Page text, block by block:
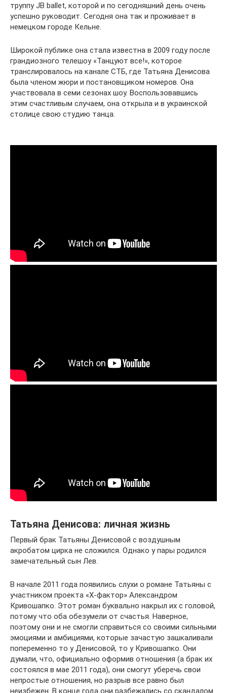
труппу JB ballet, которой и по сегодняшний день очень
успешно руководит. Сегодня она так и проживает в
немецком городе Кельне.
Широкой публике она стала известна в 2009 году после
грандиозного телешоу «Танцуют все!», которое
транслировалось на канале СТБ, где Татьяна Денисова
была членом жюри и постановщиком номеров. Она
участвовала в семи сезонах шоу. Воспользовавшись
этим счастливым случаем, она открыла и в украинской
столице свою студию танца.
Татьяна Денисова: личная жизнь
Первый брак Татьяны Денисовой с воздушным
акробатом цирка не сложился. Однако у пары родился
замечательный сын Лев.
В начале 2011 года появились слухи о романе Татьяны с
участником проекта «X-фактор» Александром
Кривошапко. Этот роман буквально накрыл их с головой,
потому что оба обезумели от счастья. Наверное,
поэтому они и не смогли справиться со своими сильными
эмоциями и амбициями, которые зачастую зашкаливали
попеременно то у Денисовой, то у Кривошапко. Они
думали, что, официально оформив отношения (а брак их
состоялся в мае 2011 года), они смогут уберечь свои
непростые отношения, но разрыв все равно был
неизбежен. В конце года они разбежались со скандалом